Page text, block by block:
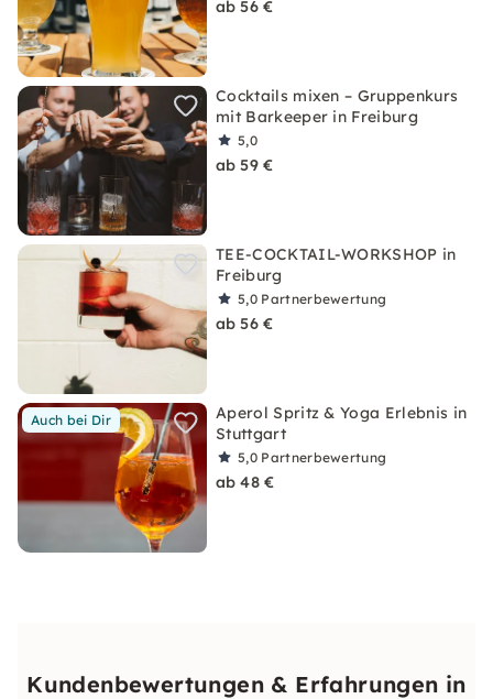
ab 56 €
Cocktails mixen – Gruppenkurs
mit Barkeeper in Freiburg
5,0
ab 59 €
TEE-COCKTAIL-WORKSHOP in
Freiburg
5,0 Partnerbewertung
ab 56 €
Auch bei Dir
Aperol Spritz & Yoga Erlebnis in
Stuttgart
5,0 Partnerbewertung
ab 48 €
Kundenbewertungen & Erfahrungen in